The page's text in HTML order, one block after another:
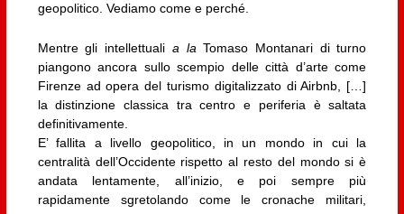
geopolitico. Vediamo come e perché.
Mentre gli intellettuali a la Tomaso Montanari di turno
piangono ancora sullo scempio delle città d’arte come
Firenze ad opera del turismo digitalizzato di Airbnb, […]
la distinzione classica tra centro e periferia è saltata
definitivamente.
E’ fallita a livello geopolitico, in un mondo in cui la
centralità dell’Occidente rispetto al resto del mondo si è
andata lentamente, all’inizio, e poi sempre più
rapidamente sgretolando come le cronache militari,